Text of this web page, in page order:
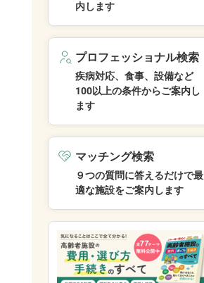
内します
プロフェッショナル検索
疾病対応、食事、設備など
100以上の条件からご案内し
ます
マッチング検索
９つの質問に答えるだけで最
適な施設をご案内します